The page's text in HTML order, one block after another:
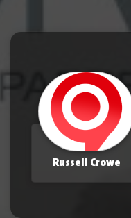
Russell Crowe